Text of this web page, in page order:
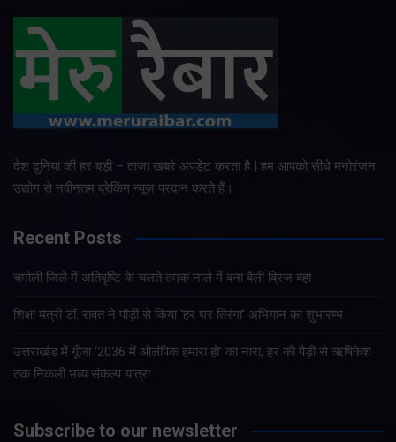
देश दुनिया की हर बड़ी – ताजा खबरे अपडेट करता है | हम आपको सीधे मनोरंजन
उद्योग से नवीनतम ब्रेकिंग न्यूज प्रदान करते हैं।
Recent Posts
चमोली जिले में अतिवृष्टि के चलते तमक नाले में बना बैली ब्रिज बहा
शिक्षा मंत्री डाॅ. रावत ने पौड़ी से किया ‘हर घर तिरंगा’ अभियान का शुभारम्भ
उत्तराखंड में गूँजा ‘2036 में ओलंपिक हमारा हो’ का नारा, हर की पैड़ी से ऋषिकेश
तक निकली भव्य संकल्प यात्रा
Subscribe to our newsletter